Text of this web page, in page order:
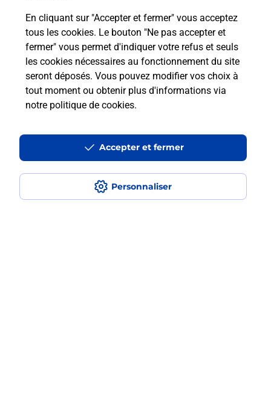
En cliquant sur "Accepter et fermer" vous acceptez
tous les cookies. Le bouton "Ne pas accepter et
fermer" vous permet d'indiquer votre refus et seuls
les cookies nécessaires au fonctionnement du site
seront déposés. Vous pouvez modifier vos choix à
tout moment ou obtenir plus d'informations via
notre politique de cookies.
Personnaliser
Accepter et fermer
Est-ce que je peux bénéficier de la 5G
avec La Poste Mobile ?
Est-ce que je peux utiliser mon forfait
à l’étranger avec La Poste Mobile ?
Est-ce que je peux payer mon iPhone
?
Est-ce que je peux assurer mon